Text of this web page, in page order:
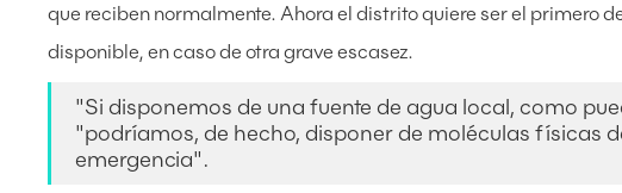
que reciben normalmente. Ahora el distrito quiere ser el primero
disponible, en caso de otra grave escasez.
"Si disponemos de una fuente de agua local, como
"podríamos, de hecho, disponer de moléculas físicas
emergencia".